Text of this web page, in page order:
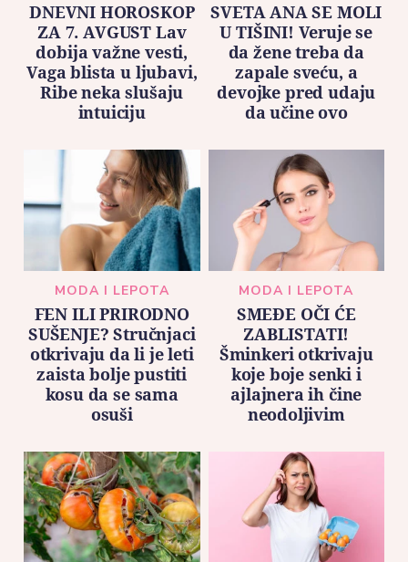
DNEVNI HOROSKOP
ZA 7. AVGUST Lav
dobija važne vesti,
Vaga blista u ljubavi,
Ribe neka slušaju
intuiciju
SVETA ANA SE MOLI
U TIŠINI! Veruje se
da žene treba da
zapale sveću, a
devojke pred udaju
da učine ovo
MODA I LEPOTA
FEN ILI PRIRODNO
SUŠENJE? Stručnjaci
otkrivaju da li je leti
zaista bolje pustiti
kosu da se sama
osuši
MODA I LEPOTA
SMEĐE OČI ĆE
ZABLISTATI!
Šminkeri otkrivaju
koje boje senki i
ajlajnera ih čine
neodoljivim